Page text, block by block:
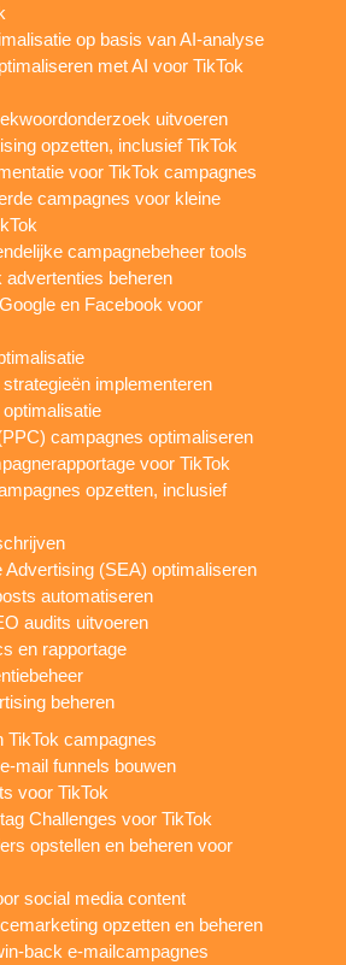
op basis van AI-analyse
met AI voor TikTok
uitvoeren
opzetten, inclusief TikTok
voor TikTok campagnes
campagnes voor kleine
campagnebeheer tools
advertenties beheren
en Facebook voor
implementeren
campagnes optimaliseren
voor TikTok
opzetten, inclusief
Advertising (SEA) optimaliseren
automatiseren
audits uitvoeren
en rapportage
beheren
TikTok campagnes
mail funnels bouwen
voor TikTok
Challenges voor TikTok
opstellen en beheren voor
social media content
opzetten en beheren
back e-mailcampagnes